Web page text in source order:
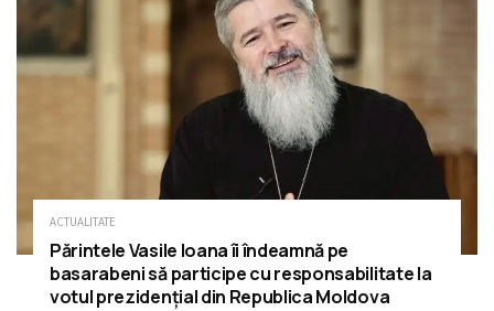
ACTUALITATE
Părintele Vasile Ioana îi îndeamnă pe
basarabeni să participe cu responsabilitate la
votul prezidențial din Republica Moldova